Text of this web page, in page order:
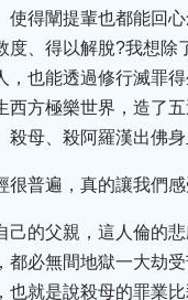
得闡提輩也都能回
、得以解脫?我想
也能透過修行滅罪
方極樂世界，造了
母、殺阿羅漢出佛身
普遍，真的讓我們感
的父親，這人倫的
必無間地獄一大劫
就是說殺母的罪業